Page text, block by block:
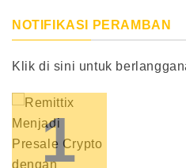
NOTIFIKASI PERAMBAN
Klik di sini untuk
1